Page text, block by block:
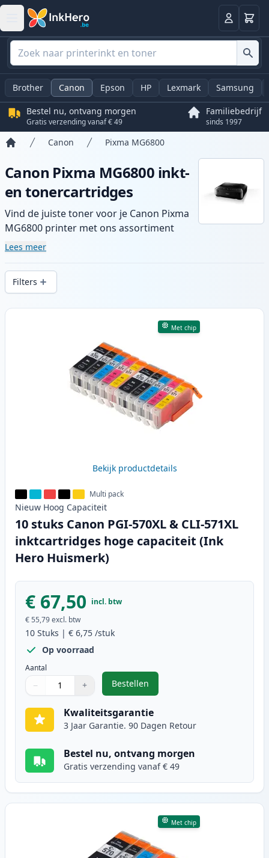
Log in
Brother Canon Epson HP Lexmark Samsung
Bestel nu, ontvang morgen
Gratis verzending vanaf € 49
Familiebedrijf
sinds 1997
Canon Pixma MG6800
Canon Pixma MG6800 inkt-
en tonercartridges
Vind de juiste toner voor je Canon Pixma
MG6800 printer met ons assortiment
compatibele en high-yield cartridges.
snelle levering vanuit lokale voorraad in .
Lees meer
Filters
Producten
Met chip
Bekijk productdetails
Multi pack
Nieuw Hoog Capaciteit
10 stuks Canon PGI-570XL & CLI-571XL
inktcartridges hoge capaciteit (Ink
Hero Huismerk)
€ 67,50 incl. btw
€ 55,79excl. btw
10 Stuks | € 6,75 /stuk
Op voorraad
Aantal
Gebruik de knoppen om aan te passen
− +
1
Bestellen
,10 stuks Canon PGI-570XL &
Kwaliteitsgarantie
3 Jaar Garantie. 90 Dagen Retour
Bestel nu, ontvang morgen
Gratis verzending vanaf € 49
Met chip